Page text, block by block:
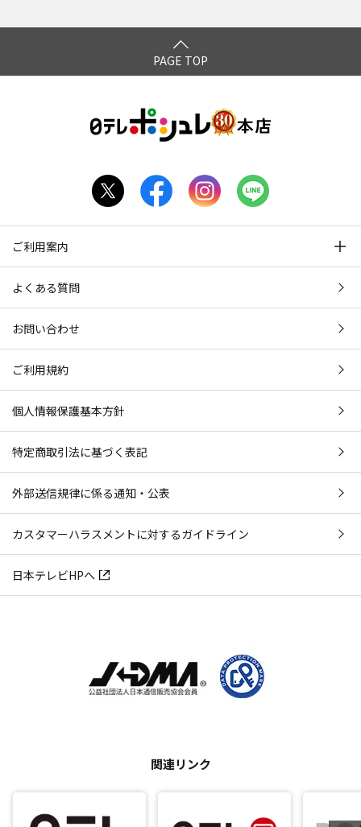
PAGE TOP
ご利用案内
よくある質問
お問い合わせ
ご利用規約
個人情報保護基本方針
特定商取引法に基づく表記
外部送信規律に係る通知・公表
カスタマーハラスメントに対するガイドライン
日本テレビHPへ
関連リンク